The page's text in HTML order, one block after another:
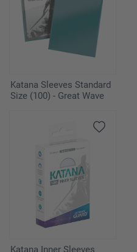
Katana Sleeves Standard
Size (100) - Great Wave
Katana Inner Sleeves